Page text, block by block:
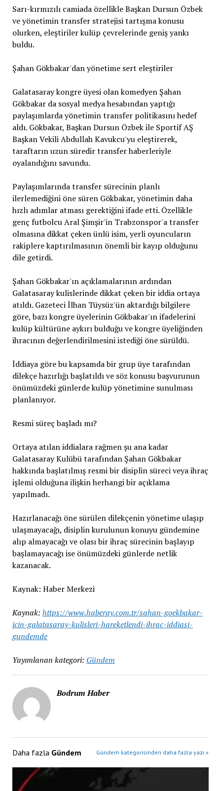
Sarı-kırmızılı camiada özellikle Başkan Dursun Özbek
ve yönetimin transfer stratejisi tartışma konusu
olurken, eleştiriler kulüp çevrelerinde geniş yankı
buldu.
Şahan Gökbakar'dan yönetime sert eleştiriler
Galatasaray kongre üyesi olan komedyen Şahan
Gökbakar da sosyal medya hesabından yaptığı
paylaşımlarda yönetimin transfer politikasını hedef
aldı. Gökbakar, Başkan Dursun Özbek ile Sportif AŞ
Başkan Vekili Abdullah Kavukcu'yu eleştirerek,
taraftarın uzun süredir transfer haberleriyle
oyalandığını savundu.
Paylaşımlarında transfer sürecinin planlı
ilerlemediğini öne süren Gökbakar, yönetimin daha
hızlı adımlar atması gerektiğini ifade etti. Özellikle
genç futbolcu Aral Şimşir'in Trabzonspor'a transfer
olmasına dikkat çeken ünlü isim, yerli oyuncuların
rakiplere kaptırılmasının önemli bir kayıp olduğunu
dile getirdi.
Şahan Gökbakar'ın açıklamalarının ardından
Galatasaray kulislerinde dikkat çeken bir iddia ortaya
atıldı. Gazeteci İlhan Tüysüz'ün aktardığı bilgilere
göre, bazı kongre üyelerinin Gökbakar'ın ifadelerini
kulüp kültürüne aykırı bulduğu ve kongre üyeliğinden
ihracının değerlendirilmesini istediği öne sürüldü.
İddiaya göre bu kapsamda bir grup üye tarafından
dilekçe hazırlığı başlatıldı ve söz konusu başvurunun
önümüzdeki günlerde kulüp yönetimine sunulması
planlanıyor.
Resmi süreç başladı mı?
Ortaya atılan iddialara rağmen şu ana kadar
Galatasaray Kulübü tarafından Şahan Gökbakar
hakkında başlatılmış resmi bir disiplin süreci veya ihraç
işlemi olduğuna ilişkin herhangi bir açıklama
yapılmadı.
Hazırlanacağı öne sürülen dilekçenin yönetime ulaşıp
ulaşmayacağı, disiplin kurulunun konuyu gündemine
alıp almayacağı ve olası bir ihraç sürecinin başlayıp
başlamayacağı ise önümüzdeki günlerde netlik
kazanacak.
Kaynak: Haber Merkezi
Kaynak: https://www.haberay.com.tr/sahan-goekbakar-
icin-galatasaray-kulisleri-hareketlendi-ihrac-iddiasi-
gundemde
Yayımlanan kategori: Gündem
Bodrum Haber
Daha fazla Gündem Gündem kategorisinden daha fazla yazı »